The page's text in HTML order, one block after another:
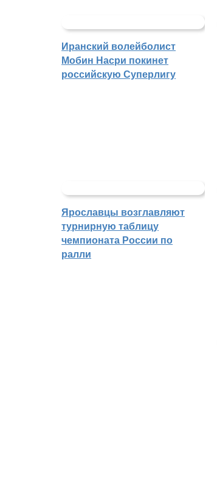
Иранский волейболист
Мобин Насри покинет
российскую Суперлигу
Ярославцы возглавляют
турнирную таблицу
чемпионата России по
ралли